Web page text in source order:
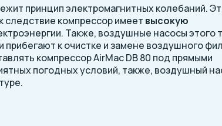
принцип электромагнитных колебаний.
следствие компрессор имеет высокую
Также, воздушные насосы этого
прибегают к очистке и замене воздушного
компрессор AirMac DB 80 под прямыми
погодных условий, также, воздушный